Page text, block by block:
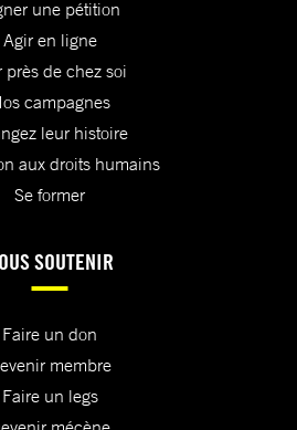
une pétition
Agir en ligne
près de chez soi
campagnes
leur histoire
aux droits humains
Se former
SOUTENIR
Faire un don
membre
Faire un legs